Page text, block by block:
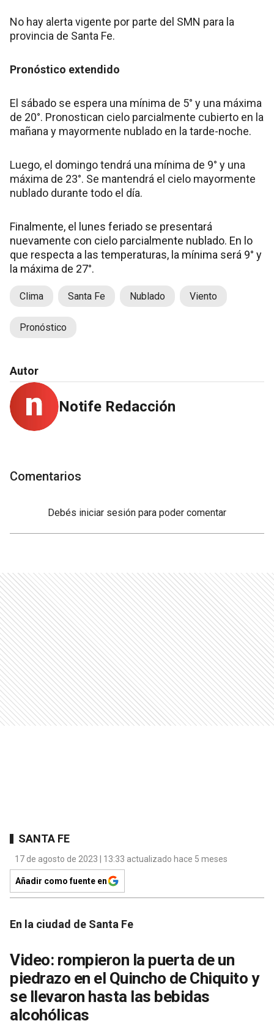
No hay alerta vigente por parte del SMN para la
provincia de Santa Fe.
Pronóstico extendido
El sábado se espera una mínima de 5° y una máxima
de 20°. Pronostican cielo parcialmente cubierto en la
mañana y mayormente nublado en la tarde-noche.
Luego, el domingo tendrá una mínima de 9° y una
máxima de 23°. Se mantendrá el cielo mayormente
nublado durante todo el día.
Finalmente, el lunes feriado se presentará
nuevamente con cielo parcialmente nublado. En lo
que respecta a las temperaturas, la mínima será 9° y
la máxima de 27°.
Clima Santa Fe Nublado Viento
Pronóstico
Autor
Notife Redacción
Comentarios
Debés iniciar sesión para poder comentar
SANTA FE
17 de agosto de 2023 | 13:33 actualizado hace 5 meses
Añadir como fuente en
En la ciudad de Santa Fe
Video: rompieron la puerta de un
piedrazo en el Quincho de Chiquito y
se llevaron hasta las bebidas
alcohólicas